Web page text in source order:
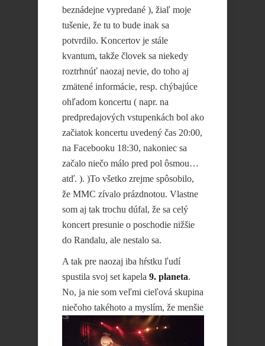
beznádejne vypredané ), žiaľ moje
tušenie, že tu to bude inak sa
potvrdilo. Koncertov je stále
kvantum, takže človek sa niekedy
roztrhnúť naozaj nevie, do toho aj
zmätené informácie, resp. chýbajúce
ohľadom koncertu ( napr. na
predpredajových vstupenkách bol ako
začiatok koncertu uvedený čas 20:00,
na Facebooku 18:30, nakoniec sa
začalo niečo málo pred pol ôsmou…
atď. ). )To všetko zrejme spôsobilo,
že MMC zívalo prázdnotou. Vlastne
som aj tak trochu dúfal, že sa celý
koncert presunie o poschodie nižšie
do Randalu, ale nestalo sa.
A tak pre naozaj iba hŕstku ľudí
spustila svoj set kapela 9. planeta.
No, ja nie som veľmi cieľová skupina
niečoho takéhoto a myslím, že menšie